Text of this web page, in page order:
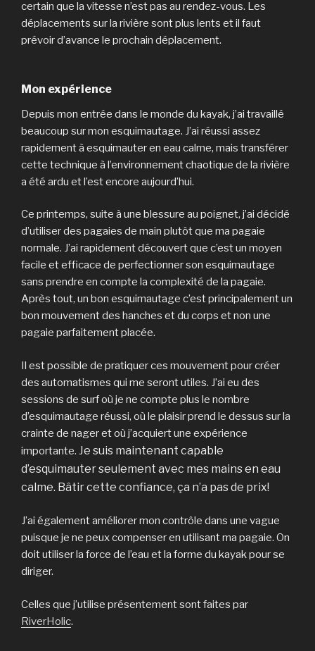
certain que la vitesse n’est pas au rendez-vous. Les
déplacements sur la rivière sont plus lents et il faut
prévoir d’avance le prochain déplacement.
Mon expérience
Depuis mon entrée dans le monde du kayak, j’ai travaillé
beaucoup sur mon esquimautage. J’ai réussi assez
rapidement à esquimauter en eau calme, mais transférer
cette technique à l’environnement chaotique de la rivière
a été ardu et l’est encore aujourd’hui.
Ce printemps, suite à une blessure au poignet, j’ai décidé
d’utiliser des pagaies de main plutôt que ma pagaie
normale. J’ai rapidement découvert que c’est un moyen
facile et efficace de perfectionner son esquimautage
sans prendre en compte la complexité de la pagaie.
Après tout, un bon esquimautage c’est principalement un
bon mouvement des hanches et du corps et non une
pagaie parfaitement placée.
Il est possible de pratiquer ces mouvement pour créer
des automatismes qui me seront utiles. J’ai eu des
sessions de surf où je ne compte plus le nombre
d’esquimautage réussi, où le plaisir prend le dessus sur la
crainte de nager et où j’acquiert une expérience
importante. Je suis maintenant capable
d’esquimauter seulement avec mes mains en eau
calme. Bâtir cette confiance, ça n’a pas de prix!
J’ai également améliorer mon contrôle dans une vague
puisque je ne peux compenser en utilisant ma pagaie. On
doit utiliser la force de l’eau et la forme du kayak pour se
diriger.
Celles que j’utilise présentement sont faites par
RiverHolic.